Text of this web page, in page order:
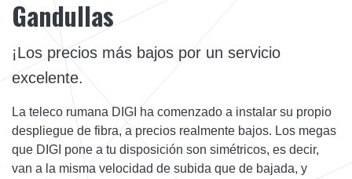
Gandullas
¡Los precios más bajos por un servicio
excelente.
La teleco rumana DIGI ha comenzado a instalar su propio
despliegue de fibra, a precios realmente bajos. Los megas
que DIGI pone a tu disposición son simétricos, es decir,
van a la misma velocidad de subida que de bajada, y